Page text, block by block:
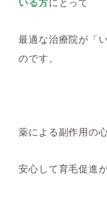
最適な治療院が「
のです。
薬による副作用の
安心して育毛促進